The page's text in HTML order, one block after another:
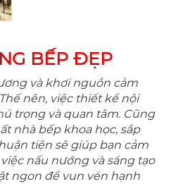
BẾP ĐẸP
và khơi nguồn cảm
nên, việc thiết kế nội
trọng và quan tâm. Cũng
nhà bếp khoa học, sắp
tiện sẽ giúp bạn cảm
nấu nướng và sáng tạo
ngon để vun vén hạnh